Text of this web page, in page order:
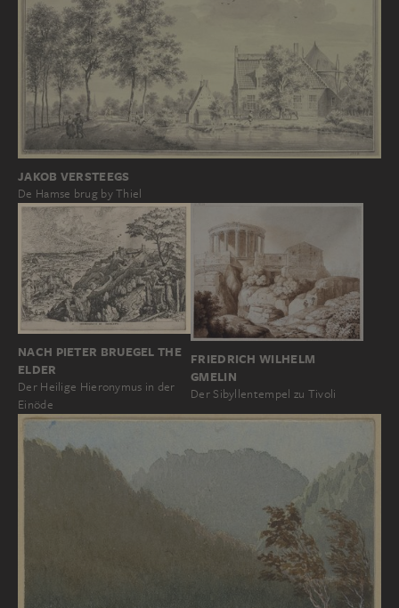
JAKOB VERSTEEGS
De Hamse brug by Thiel
NACH PIETER BRUEGEL THE
ELDER
Der Heilige Hieronymus in der
Einöde
FRIEDRICH WILHELM
GMELIN
Der Sibyllentempel zu Tivoli